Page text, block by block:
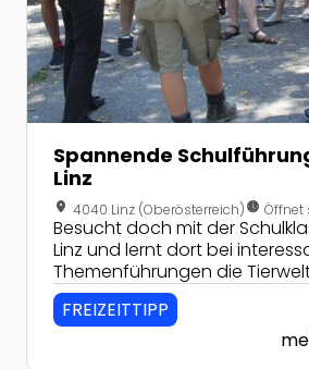
Spannende
Linz
location_on 4040 Linz (Oberösterreich)nest_clock_farsight_analog Öffnet
Besucht doch mit der
Linz und lernt dort bei
Themenführungen die
FREIZEITTIPP